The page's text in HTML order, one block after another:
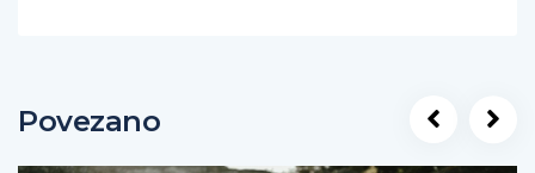
Povezano